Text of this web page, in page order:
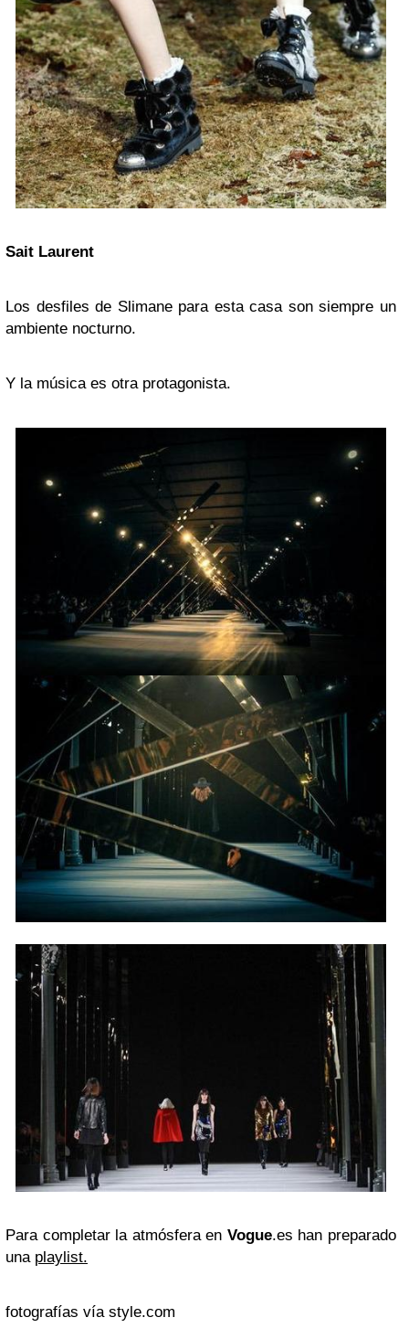
Sait Laurent
Los desfiles de Slimane para esta casa son siempre un
ambiente nocturno.
Y la música es otra protagonista.
Para completar la atmósfera en Vogue.es han preparado
una playlist.
fotografías vía style.com